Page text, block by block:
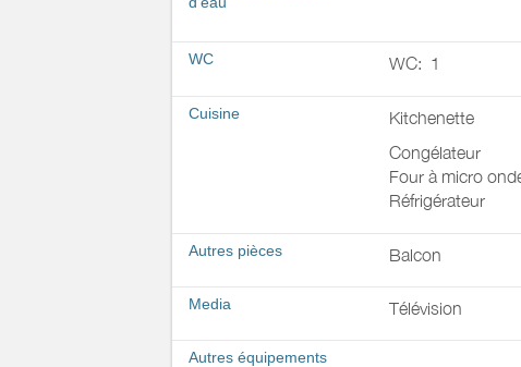
WC WC: 1
Cuisine Kitchenette
Congélateur
Four à micro
Réfrigérateur
Autres pièces Balcon
Media Télévision
Autres équipements